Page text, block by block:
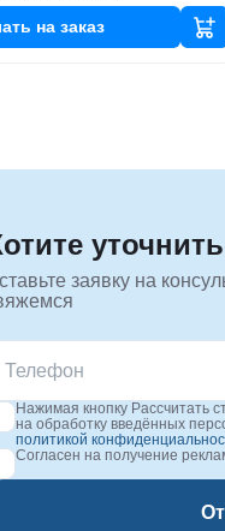
на заказ
заявку на
Нажимая кнопку Рассчитать
на обработку введённых
политикой
Согласен на получение